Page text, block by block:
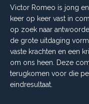
Victor Romeo is jong
keer op keer vast in
op zoek naar
de grote uitdaging
vaste krachten en een
om ons heen. Deze
terugkomen voor die
eindresultaat.